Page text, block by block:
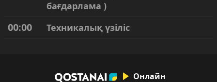
бағдарлама )
00:00 Техникалық үзіліс
Онлайн